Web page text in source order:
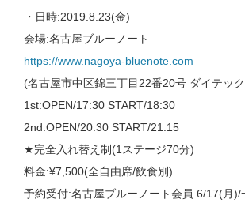
・日時:2019.8.23(金)
会場:名古屋ブルーノート
https://www.nagoya-bluenote.com
(名古屋市中区錦三丁目22番20号 ダイテッ
1st:OPEN/17:30 START/18:30
2nd:OPEN/20:30 START/21:15
★完全入れ替え制(1ステージ70分)
料金:¥7,500(全自由席/飲食別)
予約受付:名古屋ブルーノート会員 6/17(月)/